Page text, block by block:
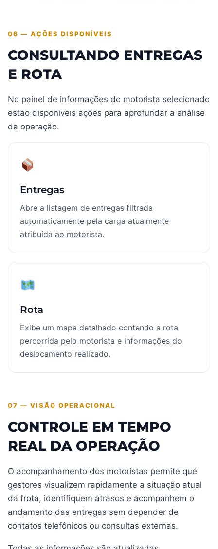
06 — AÇÕES DISPONÍVEIS
CONSULTANDO ENTREGAS
E ROTA
No painel de informações do motorista selecionado
estão disponíveis ações para aprofundar a análise
da operação.
Entregas
Abre a listagem de entregas filtrada
automaticamente pela carga atualmente
atribuída ao motorista.
Rota
Exibe um mapa detalhado contendo a rota
percorrida pelo motorista e informações do
deslocamento realizado.
07 — VISÃO OPERACIONAL
CONTROLE EM TEMPO
REAL DA OPERAÇÃO
O acompanhamento dos motoristas permite que
gestores visualizem rapidamente a situação atual
da frota, identifiquem atrasos e acompanhem o
andamento das entregas sem depender de
contatos telefônicos ou consultas externas.